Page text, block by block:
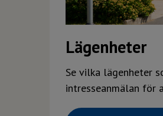
Lägenheter
Se vilka lägenheter
intresseanmälan för